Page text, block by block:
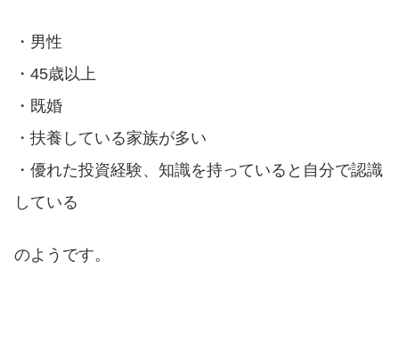
・男性
・45歳以上
・既婚
・扶養している家族が多い
・優れた投資経験、知識を持っていると自分で認識
している
のようです。